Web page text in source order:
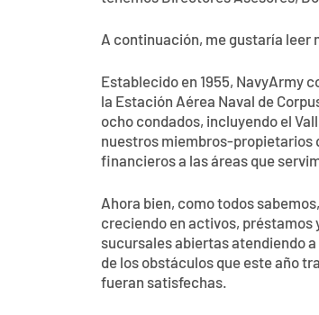
A continuación, me gustaría leer
Establecido en 1955, NavyArmy
la Estación Aérea Naval de
ocho condados, incluyendo el
nuestros miembros-propietarios
financieros a las áreas que
Ahora bien, como todos
creciendo en activos, préstamos
sucursales abiertas atendiendo
de los obstáculos que este año
fueran satisfechas.